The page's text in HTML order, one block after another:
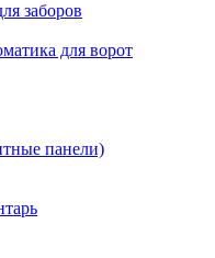
заборов
для ворот
панели)